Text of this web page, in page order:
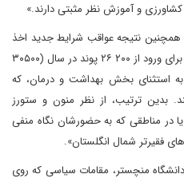
و آموزش نظر مثبتی دارند.»
همچنین نتیجه عواقب شرایط جدید اخذ
روادید می‌‌دانند: افزایش آستانه دستمزد برای ورود از ۲۰۰ ۲۶ پوند در سال (۳۰۵۰۰
۳۸ پوند (۴۵۱۰۰ یورو)، به استثنای بخش بهداشت و درمان، که
بدین ترتیب، از نظر منون و ستورز
یا در مناطقی که به حضورشان نگاه منفی‌
فقیرتر شمال انگلستان».
منچستر، مقامات سیاسی که روی